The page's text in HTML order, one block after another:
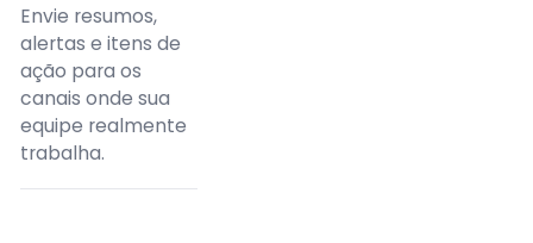
Envie resumos,
alertas e itens de
ação para os
canais onde sua
equipe realmente
trabalha.